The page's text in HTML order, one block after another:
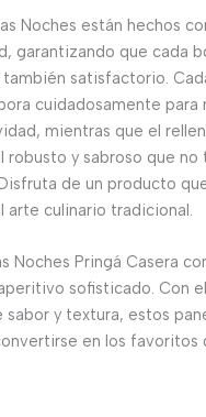
Noches están hechos
garantizando que cada
satisfactorio.
cuidadosamente para
mientras que el
robusto y sabroso que no
de un producto
arte culinario tradicional.
Noches Pringá Casera
sofisticado. Con
y textura, estos
en los favoritos